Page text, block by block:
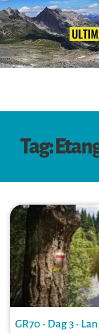
Tag:
GR70 • Dag 3 •